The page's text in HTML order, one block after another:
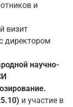
и
визит
директором
научно-
и участие в